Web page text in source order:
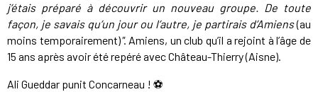
j’étais préparé à découvrir un nouveau groupe. De toute
façon, je savais qu’un jour ou l’autre, je partirais d’Amiens(au
moins temporairement)". Amiens, un club qu’il a rejoint à l’âge de
15 ans après avoir été repéré avec Château-Thierry (Aisne).
Ali Gueddar punit Concarneau ! ⚽️